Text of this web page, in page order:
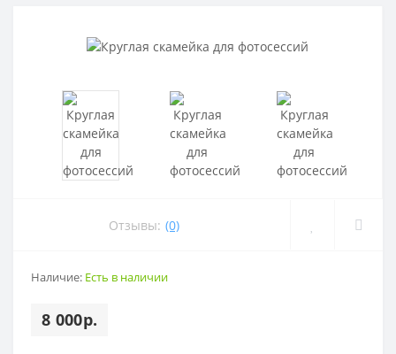
Отзывы: (0)
Наличие: Есть в наличии
8 000р.